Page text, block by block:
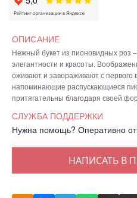
ОПИСАНИЕ
Нежный букет из пионовидных роз
элегантности и красоты.
оживают и завораживают с
напоминающие распускающиеся
притягательны благодаря своей
СЛУЖБА ПОДДЕРЖКИ
Нужна помощь? Оперативно
НАПИСАТЬ В